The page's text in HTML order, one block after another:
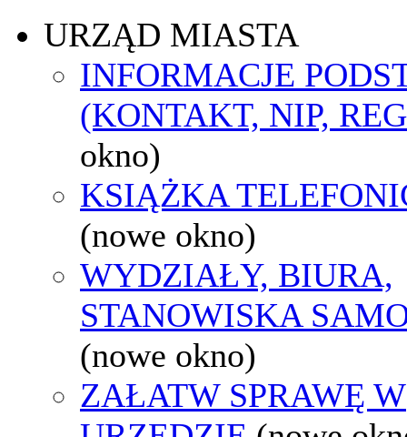
URZĄD MIASTA
INFORMACJE
(KONTAKT, NIP,
okno)
KSIĄŻKA
(nowe okno)
WYDZIAŁY, BIURA,
STANOWISKA
(nowe okno)
ZAŁATW SPRAWĘ W